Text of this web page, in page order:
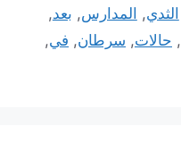
الثدي, المدارس, بعد,
, حالات, سرطان, في,